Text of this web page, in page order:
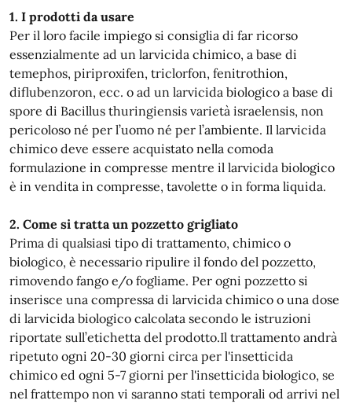
1. I prodotti da usare
Per il loro facile impiego si consiglia di far ricorso
essenzialmente ad un larvicida chimico, a base di
temephos, piriproxifen, triclorfon, fenitrothion,
diflubenzoron, ecc. o ad un larvicida biologico a base di
spore di Bacillus thuringiensis varietà israelensis, non
pericoloso né per l’uomo né per l’ambiente. Il larvicida
chimico deve essere acquistato nella comoda
formulazione in compresse mentre il larvicida biologico
è in vendita in compresse, tavolette o in forma liquida.
2. Come si tratta un pozzetto grigliato
Prima di qualsiasi tipo di trattamento, chimico o
biologico, è necessario ripulire il fondo del pozzetto,
rimovendo fango e/o fogliame. Per ogni pozzetto si
inserisce una compressa di larvicida chimico o una dose
di larvicida biologico calcolata secondo le istruzioni
riportate sull’etichetta del prodotto.Il trattamento andrà
ripetuto ogni 20-30 giorni circa per l'insetticida
chimico ed ogni 5-7 giorni per l'insetticida biologico, se
nel frattempo non vi saranno stati temporali od arrivi nel